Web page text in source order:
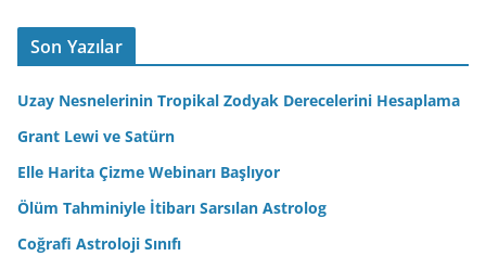
2025 Ağustos Ayı Genel ve Burçlara Özel Yorumlar
Yönelik Protokoller
2025 Temmuz Ayı Genel ve Burçlara Özel Yorumlar
2025 Haziran Ayı Genel ve Burçlara Özel Yorumlar
Haziran 2025 Ay Takvimi
ABD Kapitol Binası ve Şeytan Kedisi Efsanesi